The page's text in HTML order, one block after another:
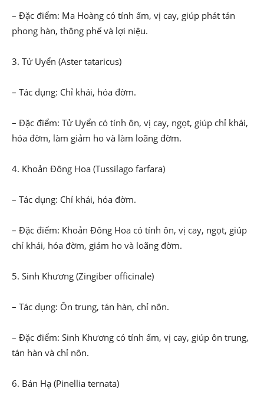
– Đặc điểm: Ma Hoàng có tính ấm, vị cay, giúp phát tán
phong hàn, thông phế và lợi niệu.
3. Tử Uyển (Aster tataricus)
– Tác dụng: Chỉ khái, hóa đờm.
– Đặc điểm: Tử Uyển có tính ôn, vị cay, ngọt, giúp chỉ khái,
hóa đờm, làm giảm ho và làm loãng đờm.
4. Khoản Đông Hoa (Tussilago farfara)
– Tác dụng: Chỉ khái, hóa đờm.
– Đặc điểm: Khoản Đông Hoa có tính ôn, vị cay, ngọt, giúp
chỉ khái, hóa đờm, giảm ho và loãng đờm.
5. Sinh Khương (Zingiber officinale)
– Tác dụng: Ôn trung, tán hàn, chỉ nôn.
– Đặc điểm: Sinh Khương có tính ấm, vị cay, giúp ôn trung,
tán hàn và chỉ nôn.
6. Bán Hạ (Pinellia ternata)